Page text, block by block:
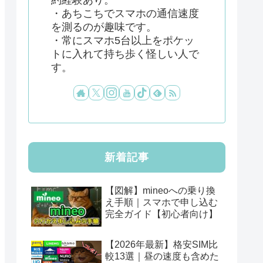
・あちこちでスマホの通信速度
を測るのが趣味です。
・常にスマホ5台以上をポケッ
トに入れて持ち歩く怪しい人で
す。
新着記事
【図解】mineoへの乗り換
え手順｜スマホで申し込む
完全ガイド【初心者向け】
【2026年最新】格安SIM比
較13選｜昼の速度も含めた